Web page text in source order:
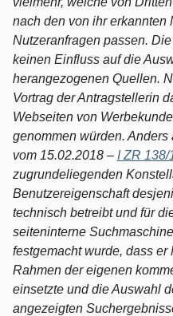
nach den von ihr erkannten
Nutzeranfragen passen.
keinen Einfluss auf die
herangezogenen Quellen.
Vortrag der Antragstellerin
Webseiten von
genommen würden.
vom 15.02.2018 – I ZR 138/
zugrundeliegenden
Benutzereigenschaft
technisch betreibt und für
seiteninterne
festgemacht wurde, dass
Rahmen der eigenen
einsetzte und die Auswahl
angezeigten